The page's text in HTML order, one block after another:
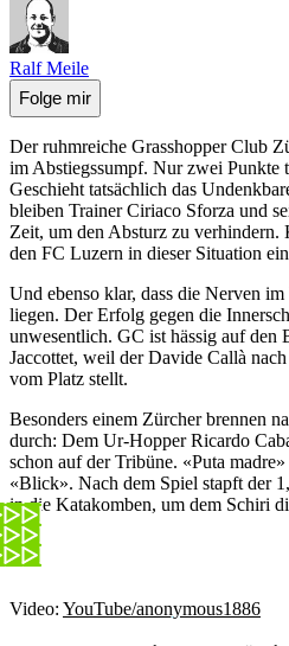
Ralf Meile
Folge mir
Der ruhmreiche Grasshopper Club
im Abstiegssumpf. Nur zwei Punkte
Geschieht tatsächlich das
bleiben Trainer Ciriaco Sforza und
Zeit, um den Absturz zu verhindern.
den FC Luzern in dieser Situation
Und ebenso klar, dass die Nerven
liegen. Der Erfolg gegen die
unwesentlich. GC ist hässig auf den
Jaccottet, weil der Davide Callà
vom Platz stellt.
Besonders einem Zürcher brennen
durch: Dem Ur-Hopper Ricardo
schon auf der Tribüne. «Puta
«Blick». Nach dem Spiel stapft der
in die Katakomben, um dem Schiri
Video: YouTube/anonymous1886